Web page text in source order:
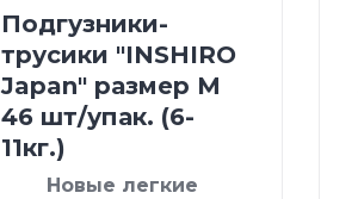
Подгузники-
трусики "INSHIRO
Japan" размер М
46 шт/упак. (6-
11кг.)
Новые легкие